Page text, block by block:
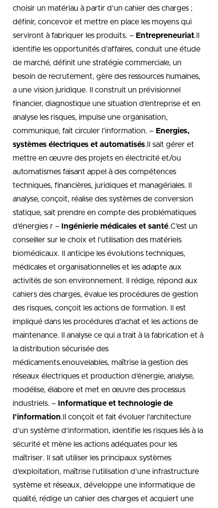
choisir un matériau à partir d’un cahier des charges ;
définir, concevoir et mettre en place les moyens qui
serviront à fabriquer les produits. – Entrepreneuriat.Il
identifie les opportunités d’affaires, conduit une étude
de marché, définit une stratégie commerciale, un
besoin de recrutement, gère des ressources humaines,
a une vision juridique. Il construit un prévisionnel
financier, diagnostique une situation d’entreprise et en
analyse les risques, impulse une organisation,
communique, fait circuler l’information. – Energies,
systèmes électriques et automatisés.Il sait gérer et
mettre en œuvre des projets en électricité et/ou
automatismes faisant appel à des compétences
techniques, financières, juridiques et managériales. Il
analyse, conçoit, réalise des systèmes de conversion
statique, sait prendre en compte des problématiques
d’énergies r – Ingénierie médicales et santé.C’est un
conseiller sur le choix et l’utilisation des matériels
biomédicaux. Il anticipe les évolutions techniques,
médicales et organisationnelles et les adapte aux
activités de son environnement. Il rédige, répond aux
cahiers des charges, évalue les procédures de gestion
des risques, conçoit les actions de formation. Il est
impliqué dans les procédures d’achat et les actions de
maintenance. Il analyse ce qui a trait à la fabrication et à
la distribution sécurisée des
médicaments.enouvelables, maîtrise la gestion des
réseaux électriques et production d’énergie, analyse,
modélise, élabore et met en œuvre des processus
industriels. – Informatique et technologie de
l’information.Il conçoit et fait évoluer l’architecture
d’un système d’information, identifie les risques liés à la
sécurité et mène les actions adéquates pour les
maîtriser. Il sait utiliser les principaux systèmes
d’exploitation, maîtrise l’utilisation d’une infrastructure
système et réseaux, développe une informatique de
qualité, rédige un cahier des charges et acquiert une